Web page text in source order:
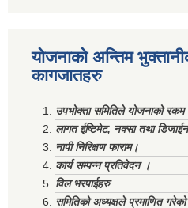
योजनाको अन्तिम
कागजातहरु
उपभोक्ता समितिले योजनाको
लागत ईष्टिमेट, नक्सा तथा
नापी निरिक्षण फाराम।
कार्य सम्पन्न प्रतिवेदन ।
विल भरपाईहरु
समितिको अध्यक्षले प्रमाणित गरेको